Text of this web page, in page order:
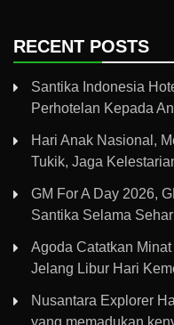
RECENT POSTS
Santika Indonesia
Perhotelan Kepada
Hari Anak Nasional,
Tukik, Jaga
GM For A Day 2026,
Santika Selama
Agoda Catatkan
Jelang Libur Hari
Nusantara Explorer
yang memadukan